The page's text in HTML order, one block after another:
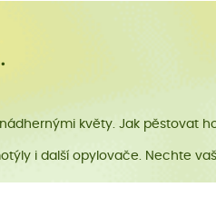
květy. Jak pěstovat
i další opylovače. Nechte